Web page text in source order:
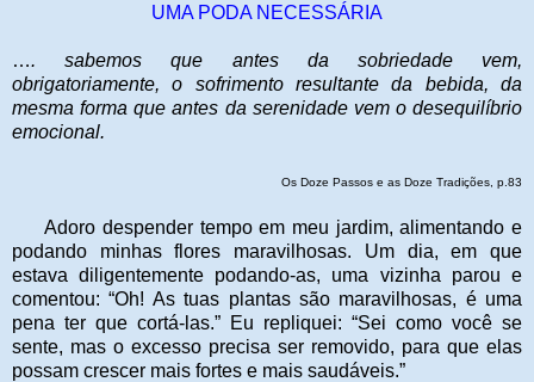
UMA PODA NECESSÁRIA
…. sabemos que antes da sobriedade vem,
obrigatoriamente, o sofrimento resultante da bebida, da
mesma forma que antes da serenidade vem o desequilíbrio
emocional.
Os Doze Passos e as Doze Tradições, p.83
Adoro despender tempo em meu jardim, alimentando e
podando minhas flores maravilhosas. Um dia, em que
estava diligentemente podando-as, uma vizinha parou e
comentou: “Oh! As tuas plantas são maravilhosas, é uma
pena ter que cortá-las.” Eu repliquei: “Sei como você se
sente, mas o excesso precisa ser removido, para que elas
possam crescer mais fortes e mais saudáveis.”